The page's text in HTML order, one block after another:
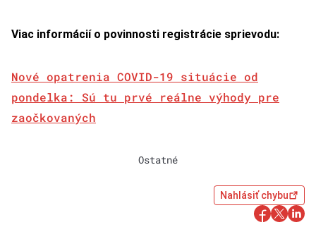
Viac informácií o povinnosti registrácie sprievodu:
Nové opatrenia COVID-19 situácie od
pondelka: Sú tu prvé reálne výhody pre
zaočkovaných
Ostatné
Nahlásiť chybu